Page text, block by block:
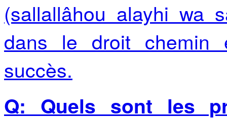
(sallallâhou alayhi wa
dans le droit chemin
succès.
Q: Quels sont les